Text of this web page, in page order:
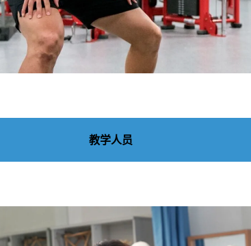
教学人员